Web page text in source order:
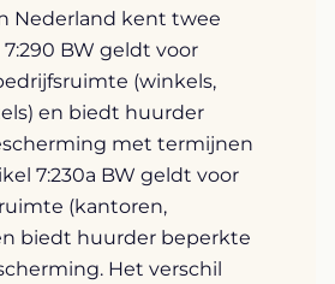
Nederland kent twee
BW geldt voor
(winkels,
en biedt huurder
met termijnen
7:230a BW geldt voor
(kantoren,
biedt huurder beperkte
Het verschil